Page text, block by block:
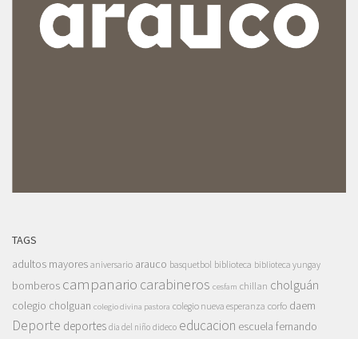
TAGS
adultos mayores aniversario arauco basquetbol biblioteca biblioteca yungay
bomberos campanario carabineros cesfam chillan cholguán
colegio cholguan colegio divina pastora colegio nueva esperanza corfo daem
Deporte deportes dia del niño dideco educacion escuela fernando